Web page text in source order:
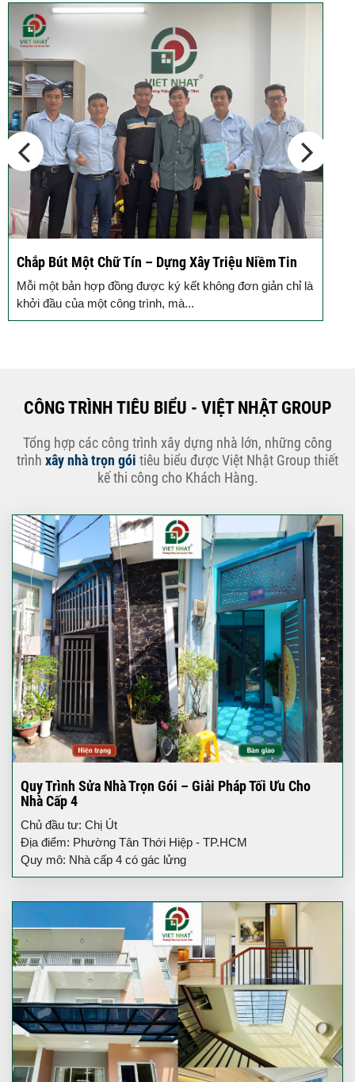
Chắp Bút Một Chữ Tín – Dựng Xây Triệu Niềm Tin
Mỗi một bản hợp đồng được ký kết không đơn giản chỉ là
khởi đầu của một công trình, mà...
CÔNG TRÌNH TIÊU BIỂU - VIỆT NHẬT GROUP
Tổng hợp các công trình xây dựng nhà lớn, những công
trình xây nhà trọn gói tiêu biểu được Việt Nhật Group thiết
kế thi công cho Khách Hàng.
Quy Trình Sửa Nhà Trọn Gói – Giải Pháp Tối Ưu Cho
Nhà Cấp 4
Chủ đầu tư: Chị Út
Địa điểm: Phường Tân Thới Hiệp - TP.HCM
Quy mô: Nhà cấp 4 có gác lửng